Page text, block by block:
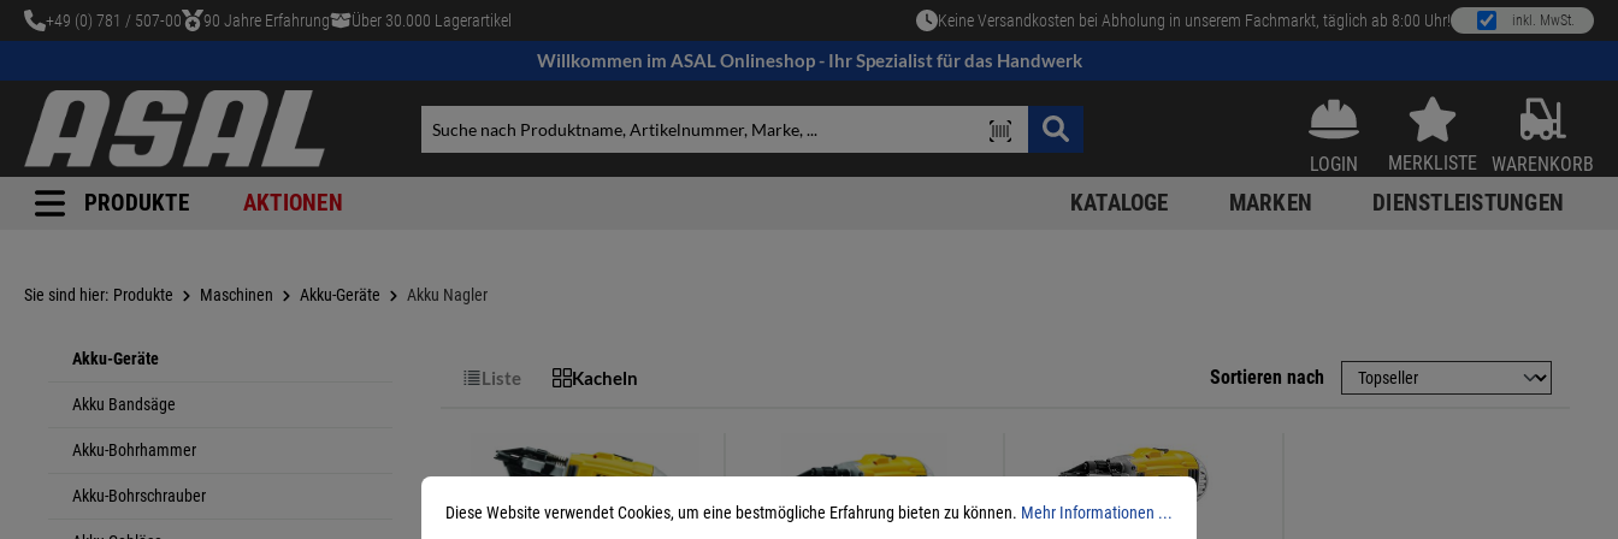
springen
+49 (0) 781 / 507-00 90 Jahre Erfahrung Über 30.000 Lagerartikel Keine Versandkosten bei Abholung in unserem Fachmarkt, täglich ab 8:00 Uhr! inkl. MwSt.
Willkommen im ASAL Onlineshop - Ihr Spezialist für das Handwerk
LOGIN MERKLISTE WARENKORB
PRODUKTE AKTIONEN KATALOGE MARKEN DIENSTLEISTUNGEN
Sie sind hier: Produkte Maschinen Akku-Geräte Akku Nagler
Akku-Geräte
Akku Bandsäge
Akku-Bohrhammer
Akku-Bohrschrauber
Liste Kacheln Sortieren nach
Diese Website verwendet Cookies, um eine bestmögliche Erfahrung bieten zu können. Mehr Informationen ...